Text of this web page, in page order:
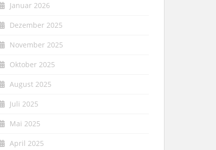
Januar 2026
Dezember 2025
November 2025
Oktober 2025
August 2025
Juli 2025
Mai 2025
April 2025